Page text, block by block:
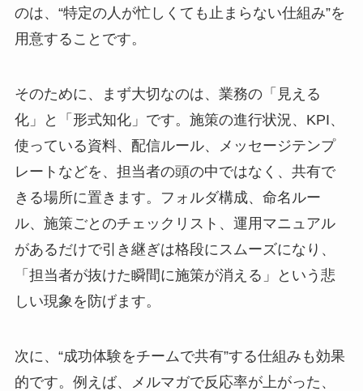
のは、“特定の人が忙しくても止まらない仕組み”を
用意することです。
そのために、まず大切なのは、業務の「見える
化」と「形式知化」です。施策の進行状況、KPI、
使っている資料、配信ルール、メッセージテンプ
レートなどを、担当者の頭の中ではなく、共有で
きる場所に置きます。フォルダ構成、命名ルー
ル、施策ごとのチェックリスト、運用マニュアル
があるだけで引き継ぎは格段にスムーズになり、
「担当者が抜けた瞬間に施策が消える」という悲
しい現象を防げます。
次に、“成功体験をチームで共有”する仕組みも効果
的です。例えば、メルマガで反応率が上がった、